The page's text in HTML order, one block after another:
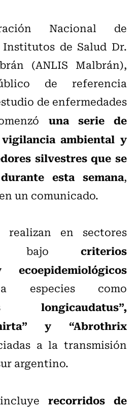
Nacional de
de Salud Dr.
(ANLIS Malbrán),
de referencia
de enfermedades
una serie de
ambiental y
silvestres que se
esta semana,
un comunicado.
realizan en sectores
bajo criterios
especies como
longicaudatus”,
y “Abrothrix
a la transmisión
argentino.
recorridos de